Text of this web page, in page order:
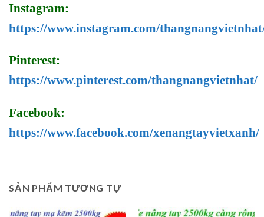
Instagram:
https://www.instagram.com/
Pinterest:
https://www.pinterest.com/thangnangvietnhat/
Facebook:
https://www.facebook.com/xenangtayvietxanh/
SẢN PHẨM TƯƠNG TỰ